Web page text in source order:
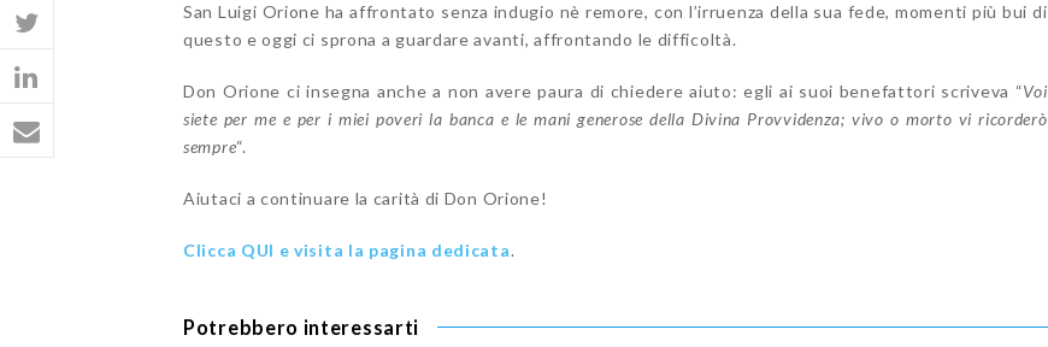
San Luigi Orione ha affrontato senza indugio nè remore, con l’irruenza della sua fede, momenti più bui di
questo e oggi ci sprona a guardare avanti, affrontando le difficoltà.
Don Orione ci insegna anche a non avere paura di chiedere aiuto: egli ai suoi benefattori scriveva “Voi
siete per me e per i miei poveri la banca e le mani generose della Divina Provvidenza; vivo o morto vi ricorderò
sempre“.
Aiutaci a continuare la carità di Don Orione!
Clicca QUI e visita la pagina dedicata.
Potrebbero interessarti